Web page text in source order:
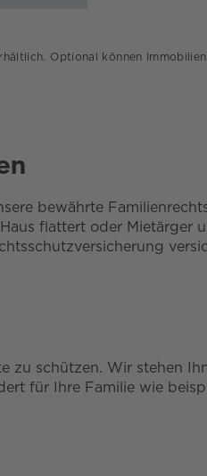
Optional können
bewährte
flattert oder Mietärger
schützen. Wir stehen
für Ihre Familie wie